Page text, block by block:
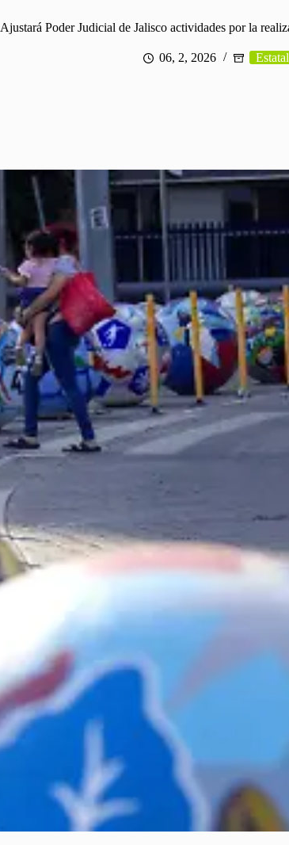
Ajustará Poder Judicial de Jalisco actividades por la
06, 2, 2026 Estatal